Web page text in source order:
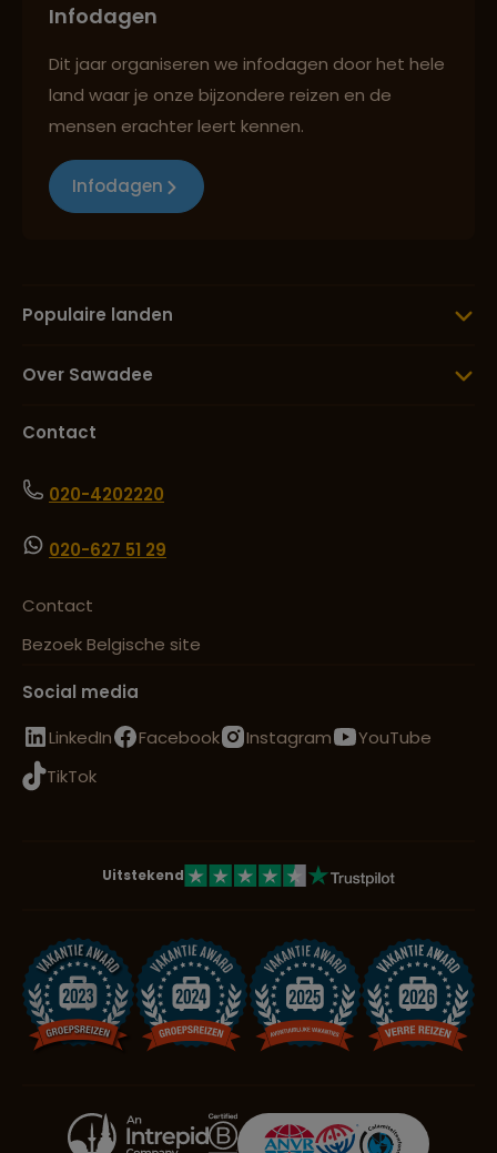
Infodagen
Dit jaar organiseren we infodagen door het hele
land waar je onze bijzondere reizen en de
mensen erachter leert kennen.
Infodagen
Populaire landen
Over Sawadee
Contact
020-4202220
020-627 51 29
Contact
Bezoek Belgische site
Social media
LinkedIn
Facebook Instagram
YouTube
TikTok
Uitstekend